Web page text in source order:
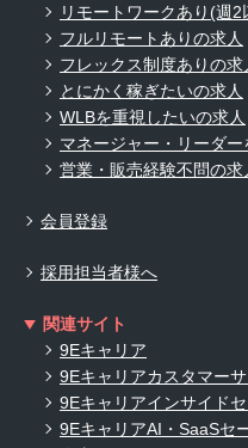
リモートワークあり(週2
フルリモートありの求人
フレックス制度ありの求
とにかく稼ぎたいの求人
WLBを重視したいの求人
マネージャー・リーダ
営業・販売経験不問の求
会員登録
採用担当者様へ
関連サイト
9Eキャリア
9Eキャリアカスタマー
9Eキャリアインサイド
9EキャリアAI・SaaSセ